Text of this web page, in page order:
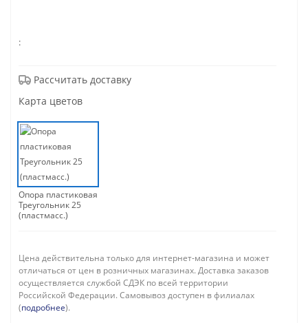
:
Рассчитать доставку
Карта цветов
Опора пластиковая
Треугольник 25
(пластмасс.)
Цена действительна только для интернет-магазина и может
отличаться от цен в розничных магазинах. Доставка заказов
осуществляется службой СДЭК по всей территории
Российской Федерации. Самовывоз доступен в филиалах
(подробнее).